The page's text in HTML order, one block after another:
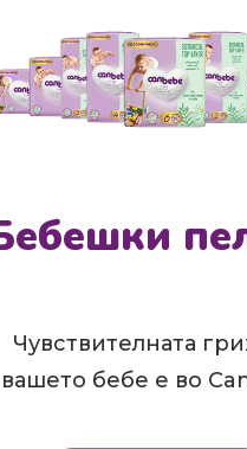
Чувствителната
вашето бебе е во